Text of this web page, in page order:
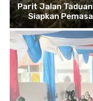
Parit Jalan
Siapkan